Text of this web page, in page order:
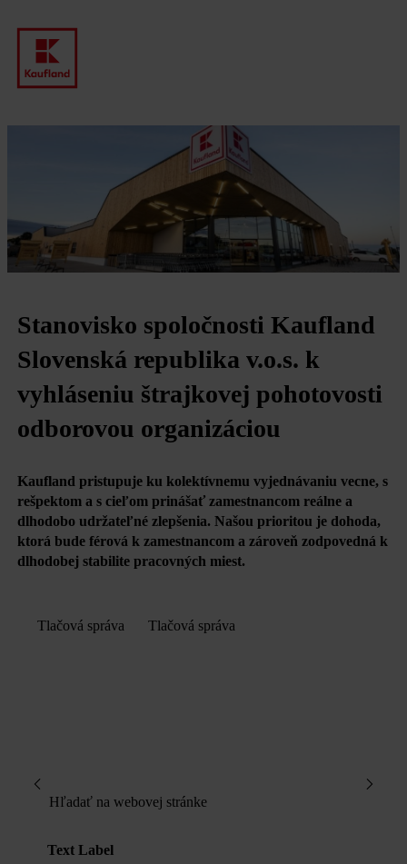
Stanovisko spoločnosti Kaufland
Slovenská republika v.o.s. k
vyhláseniu štrajkovej pohotovosti
odborovou organizáciou
Kaufland pristupuje ku kolektívnemu vyjednávaniu vecne, s
rešpektom a s cieľom prinášať zamestnancom reálne a
dlhodobo udržateľné zlepšenia. Našou prioritou je dohoda,
ktorá bude férová k zamestnancom a zároveň zodpovedná k
dlhodobej stabilite pracovných miest.
Tlačová správa Tlačová správa
Hľadať na webovej stránke
Text Label